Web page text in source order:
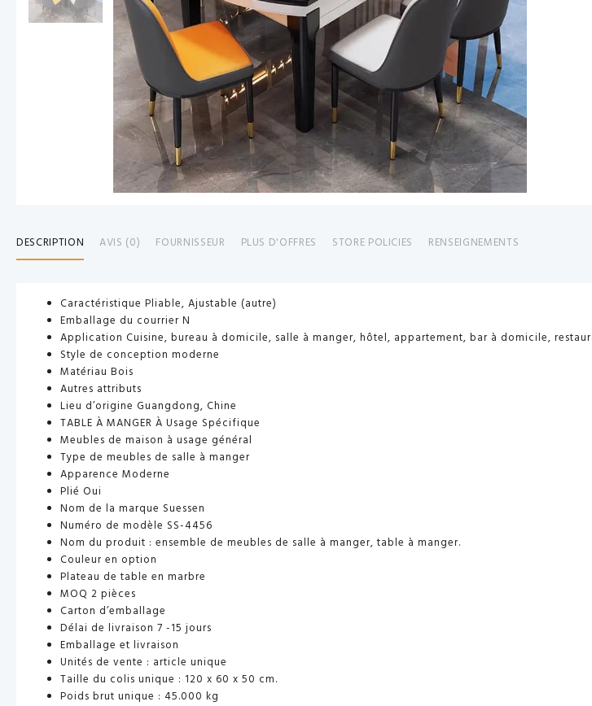
DESCRIPTION AVIS (0) FOURNISSEUR PLUS D'OFFRES STORE POLICIES RENSEIGNEMENTS
Caractéristique Pliable, Ajustable (autre)
Emballage du courrier N
Application Cuisine, bureau à domicile, salle à manger, hôtel, appartement, bar à domicile,
Style de conception moderne
Matériau Bois
Autres attributs
Lieu d’origine Guangdong, Chine
TABLE À MANGER À Usage Spécifique
Meubles de maison à usage général
Type de meubles de salle à manger
Apparence Moderne
Plié Oui
Nom de la marque Suessen
Numéro de modèle SS-4456
Nom du produit : ensemble de meubles de salle à manger, table à manger.
Couleur en option
Plateau de table en marbre
MOQ 2 pièces
Carton d’emballage
Délai de livraison 7 -15 jours
Emballage et livraison
Unités de vente : article unique
Taille du colis unique : 120 x 60 x 50 cm.
Poids brut unique : 45.000 kg